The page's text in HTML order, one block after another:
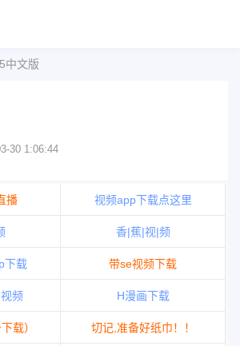
中文版
30 1:06:44
播 视频app下载点这里
香|蕉|视|频
下载 带se视频下载
频 H漫画下载
载） 切记,准备好纸巾！！